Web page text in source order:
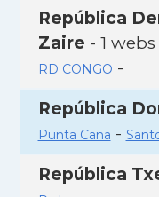
República
Zaire - 1 webs
RD CONGO -
República
Punta Cana -
República